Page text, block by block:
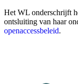
Het WL onderschrijft
ontsluiting van haar
openaccessbeleid.